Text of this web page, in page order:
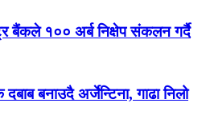
बैंकले १०० अर्ब निक्षेप संकलन गर्दै
दबाब बनाउदै अर्जेन्टिना, गाढा निलो